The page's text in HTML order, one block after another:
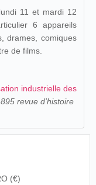
11 et mardi 12
6 appareils
drames, comiques
de films.
industrielle des
revue d'histoire
(€)